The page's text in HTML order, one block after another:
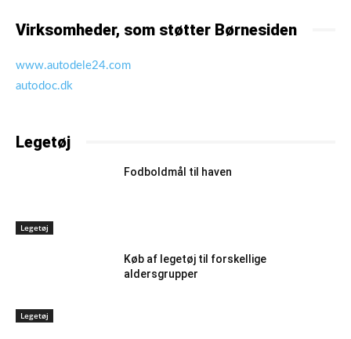
Virksomheder, som støtter Børnesiden
www.autodele24.com
autodoc.dk
Legetøj
Legetøj
Fodboldmål til haven
Legetøj
Køb af legetøj til forskellige
aldersgrupper